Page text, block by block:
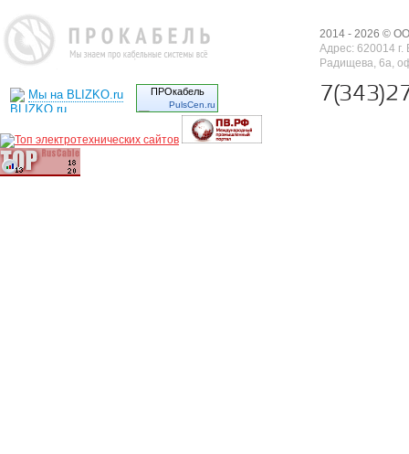
Мы на BLIZKO.ru ПРОкабель
PulsCen.ru
2014 - 2026 ©
Адрес: 620014 г.
Радищева, 6а,